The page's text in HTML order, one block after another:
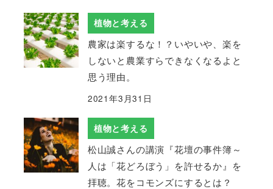
植物と考える
農家は楽するな！？いやいや、楽を
しないと農業すらできなくなるよと
思う理由。
2021年3月31日
植物と考える
松山誠さんの講演『花壇の事件簿～
人は「花どろぼう」を許せるか』を
拝聴。花をコモンズにするとは？